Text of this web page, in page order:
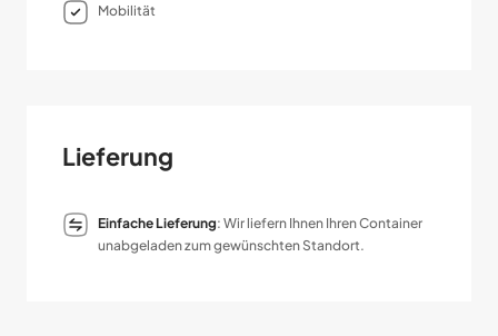
Mobilität
Lieferung
Einfache Lieferung: Wir liefern Ihnen Ihren Container
unabgeladen zum gewünschten Standort.